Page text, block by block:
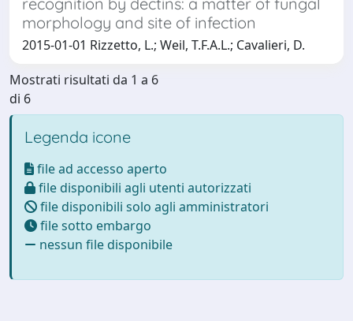
morphology and site of infection
2015-01-01 Rizzetto, L.; Weil, T.F.A.L.; Cavalieri, D.
Mostrati risultati da 1 a 6
di 6
Legenda icone
file ad accesso aperto
file disponibili agli utenti autorizzati
file disponibili solo agli amministratori
file sotto embargo
nessun file disponibile